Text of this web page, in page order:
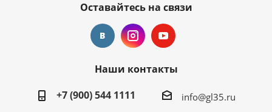
Оставайтесь на связи
Наши контакты
+7 (900) 544 1111
info@gl35.ru